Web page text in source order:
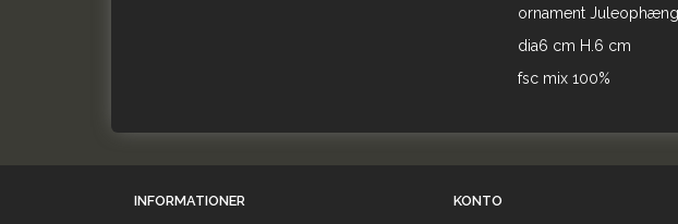
ornament
dia6 cm H.6 cm
fsc mix 100%
INFORMATIONER KONTO